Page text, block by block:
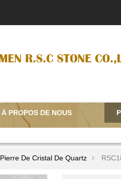
À PROPOS DE NOUS
Pierre De Cristal De Quartz